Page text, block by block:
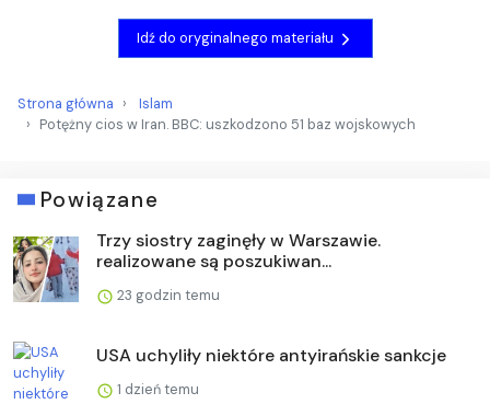
Idź do oryginalnego materiału
Strona główna
Islam
Potężny cios w Iran. BBC: uszkodzono 51 baz wojskowych
Powiązane
Trzy siostry zaginęły w Warszawie.
realizowane są poszukiwan...
23 godzin temu
USA uchyliły niektóre antyirańskie sankcje
1 dzień temu